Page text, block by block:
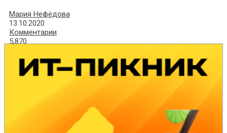
Мария Нефёдова
13.10.2020
Комментарии
5,870